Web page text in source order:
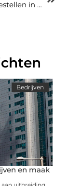
Catering bestellen in Amsterdam
Bedrijven
en maak
uitbreiding